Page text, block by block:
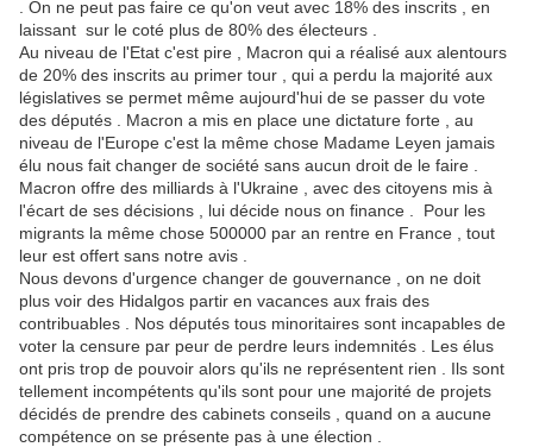
. On ne peut pas faire ce qu'on veut avec 18% des inscrits , en
laissant sur le coté plus de 80% des électeurs .
Au niveau de l'Etat c'est pire , Macron qui a réalisé aux alentours
de 20% des inscrits au primer tour , qui a perdu la majorité aux
législatives se permet même aujourd'hui de se passer du vote
des députés . Macron a mis en place une dictature forte , au
niveau de l'Europe c'est la même chose Madame Leyen jamais
élu nous fait changer de société sans aucun droit de le faire .
Macron offre des milliards à l'Ukraine , avec des citoyens mis à
l'écart de ses décisions , lui décide nous on finance . Pour les
migrants la même chose 500000 par an rentre en France , tout
leur est offert sans notre avis .
Nous devons d'urgence changer de gouvernance , on ne doit
plus voir des Hidalgos partir en vacances aux frais des
contribuables . Nos députés tous minoritaires sont incapables de
voter la censure par peur de perdre leurs indemnités . Les élus
ont pris trop de pouvoir alors qu'ils ne représentent rien . Ils sont
tellement incompétents qu'ils sont pour une majorité de projets
décidés de prendre des cabinets conseils , quand on a aucune
compétence on se présente pas à une élection .